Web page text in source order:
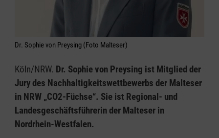
Dr. Sophie von Preysing (Foto Malteser)
Köln/NRW. Dr. Sophie von Preysing ist Mitglied der
Jury des Nachhaltigkeitswettbewerbs der Malteser
in NRW „CO2-Füchse“. Sie ist Regional- und
Landesgeschäftsführerin der Malteser in
Nordrhein-Westfalen.